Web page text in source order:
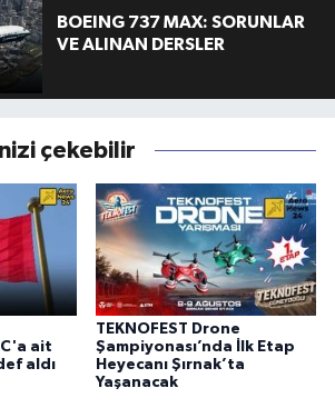
BOEING 737 MAX: SORUNLAR
VE ALINAN DERSLER
çekebilir
ait
aldı
TEKNOFEST Drone
Şampiyonası’nda İlk Etap
Heyecanı Şırnak’ta
Yaşanacak